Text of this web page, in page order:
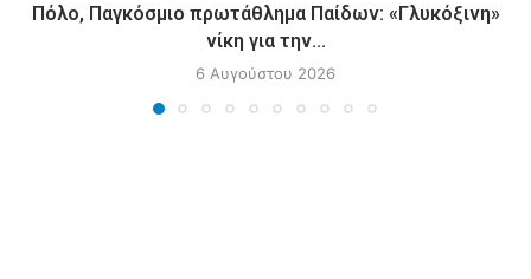
Πόλο, Παγκόσμιο πρωτάθλημα Παίδων: «Γλυκόξινη»
νίκη για την...
6 Αυγούστου 2026